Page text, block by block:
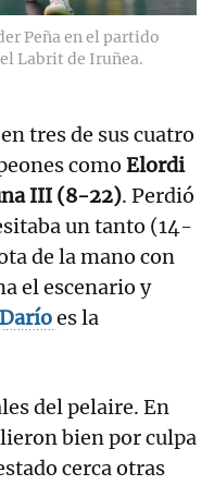
Peña en el partido
Labrit de Iruñea.
tres de sus cuatro
como Elordi
III (8-22). Perdió
un tanto (14-
de la mano con
el escenario y
Daríoes la
del pelaire. En
bien por culpa
cerca otras